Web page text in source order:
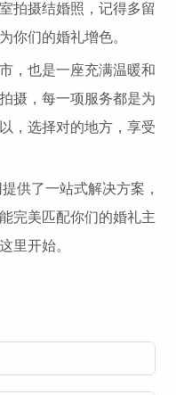
拍摄结婚照，记得多留
你们的婚礼增色。
，也是一座充满温暖和
摄，每一项服务都是为
，选择对的地方，享受
供了一站式解决方案，
完美匹配你们的婚礼主
里开始。